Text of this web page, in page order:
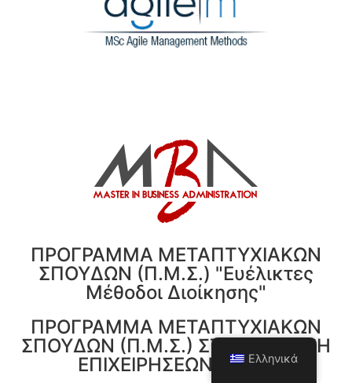
ΠΡΟΓΡΑΜΜΑ ΜΕΤΑΠΤΥΧΙΑΚΩΝ
ΣΠΟΥΔΩΝ (Π.Μ.Σ.) "Ευέλικτες
Μέθοδοι Διοίκησης"
ΠΡΟΓΡΑΜΜΑ ΜΕΤΑΠΤΥΧΙΑΚΩΝ
ΣΠΟΥΔΩΝ (Π.Μ.Σ.) ΣΤΗ ΔΙΟΙΚΗΣΗ
ΕΠΙΧΕΙΡΗΣΕΩΝ (ΜΒΑ)Ελληνικά